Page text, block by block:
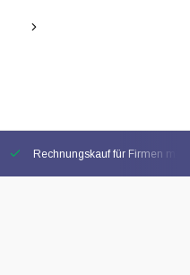
Rechnungskauf für Firmen